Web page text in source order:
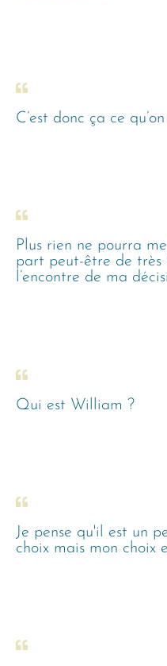
C’est donc ça ce
Plus rien ne pourra
part peut-être de très
l’encontre de ma
Qui est William ?
Je pense qu'il est un
choix mais mon choix